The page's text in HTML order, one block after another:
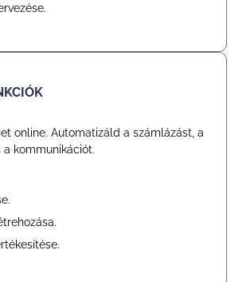
online. Automatizáld a számlázást, a
kommunikációt.